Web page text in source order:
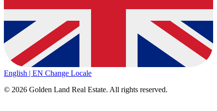
English | EN Change Locale
© 2026 Golden Land Real Estate. All rights reserved.